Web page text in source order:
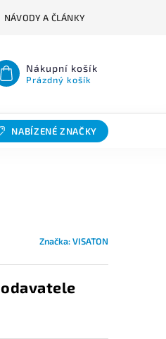
NÁVODY A ČLÁNKY
Nákupní košík
Prázdný košík
SLEVY BAZAR
NABÍZENÉ ZNAČKY
Značka:VISATON